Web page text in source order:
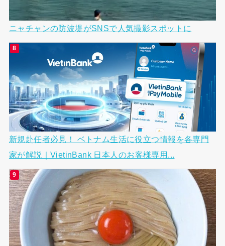
ニャチャンの防波堤がSNSで人気撮影スポットに
新規赴任者必見！ ベトナム生活に役立つ情報を各専門
家が解説｜VietinBank 日本人のお客様専用...